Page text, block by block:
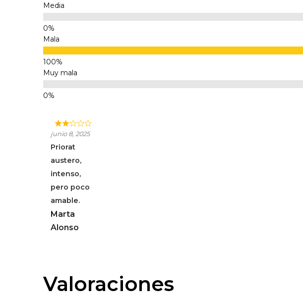
Media
Mala
Muy mala
junio 8, 2025
Priorat
austero,
intenso,
pero poco
amable.
Marta
Alonso
Valoraciones